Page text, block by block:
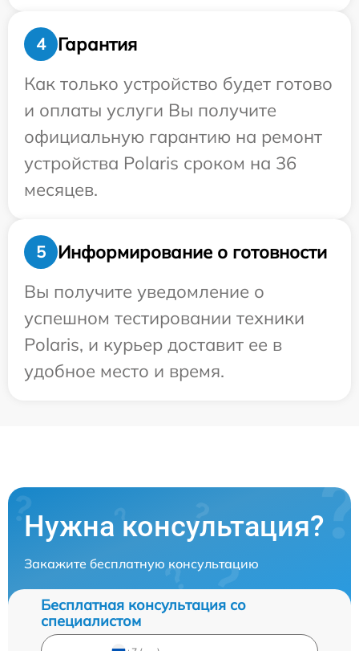
4
Гарантия
Как только устройство будет готово
и оплаты услуги Вы получите
официальную гарантию на ремонт
устройства Polaris сроком на 36
месяцев.
5
Информирование о готовности
Вы получите уведомление о
успешном тестировании техники
Polaris, и курьер доставит ее в
удобное место и время.
Нужна консультация?
Закажите бесплатную консультацию
Бесплатная консультация со
специалистом